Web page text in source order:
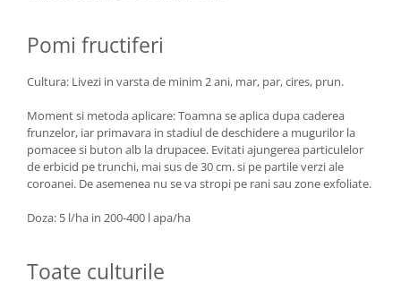
Pomi fructiferi
Cultura: Livezi in varsta de minim 2 ani, mar, par, cires, prun.
Moment si metoda aplicare: Toamna se aplica dupa caderea
frunzelor, iar primavara in stadiul de deschidere a mugurilor la
pomacee si buton alb la drupacee. Evitati ajungerea particulelor
de erbicid pe trunchi, mai sus de 30 cm. si pe partile verzi ale
coroanei. De asemenea nu se va stropi pe rani sau zone exfoliate.
Doza: 5 l/ha in 200-400 l apa/ha
Toate culturile